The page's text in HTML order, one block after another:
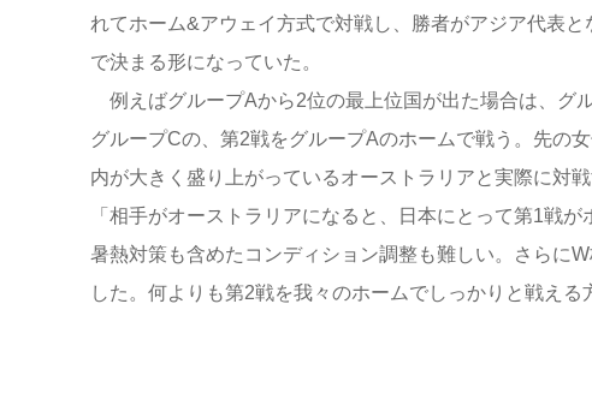
れてホーム&アウェイ方式で対戦し、勝者がアジア代表
で決まる形になっていた。
例えばグループAから2位の最上位国が出た場合は、グ
グループCの、第2戦をグループAのホームで戦う。先の
内が大きく盛り上がっているオーストラリアと実際に対
「相手がオーストラリアになると、日本にとって第1戦
暑熱対策も含めたコンディション調整も難しい。さらに
した。何よりも第2戦を我々のホームでしっかりと戦え